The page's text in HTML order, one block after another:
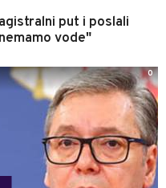
put i poslali
vode"
0